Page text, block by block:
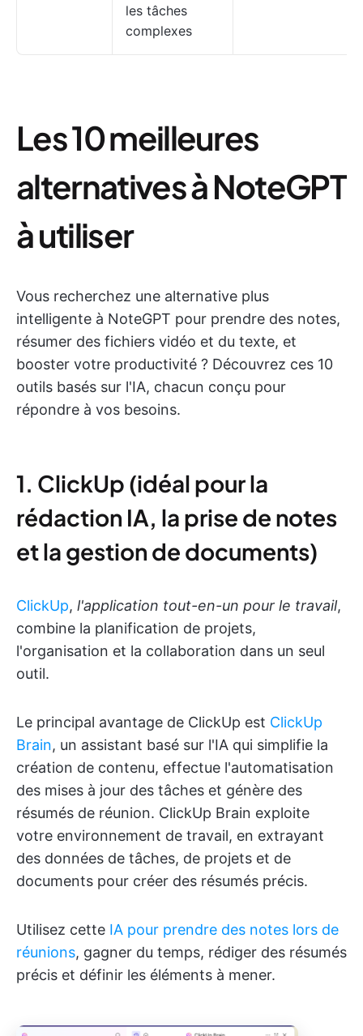
les tâches
complexes
Les 10 meilleures
alternatives à NoteGPT
à utiliser
Vous recherchez une alternative plus
intelligente à NoteGPT pour prendre des notes,
résumer des fichiers vidéo et du texte, et
booster votre productivité ? Découvrez ces 10
outils basés sur l'IA, chacun conçu pour
répondre à vos besoins.
1. ClickUp (idéal pour la
rédaction IA, la prise de notes
et la gestion de documents)
ClickUp, l'application tout-en-un pour le travail,
combine la planification de projets,
l'organisation et la collaboration dans un seul
outil.
Le principal avantage de ClickUp est ClickUp
Brain, un assistant basé sur l'IA qui simplifie la
création de contenu, effectue l'automatisation
des mises à jour des tâches et génère des
résumés de réunion. ClickUp Brain exploite
votre environnement de travail, en extrayant
des données de tâches, de projets et de
documents pour créer des résumés précis.
Utilisez cette IA pour prendre des notes lors de
réunions, gagner du temps, rédiger des résumés
précis et définir les éléments à mener.